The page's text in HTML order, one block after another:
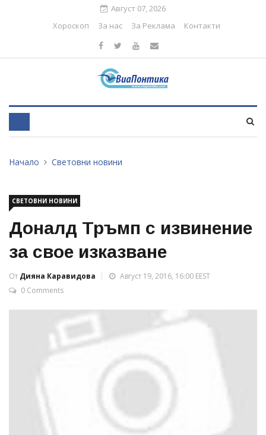
Август 07, 2026
Хороскоп
За нас За Реклама Контакти
Начало Световни новини
СВЕТОВНИ НОВИНИ
Доналд Тръмп с извинение
за свое изказване
От Дияна Каравидова
Август 19, 2016, 16:00 EEST
0 Comments